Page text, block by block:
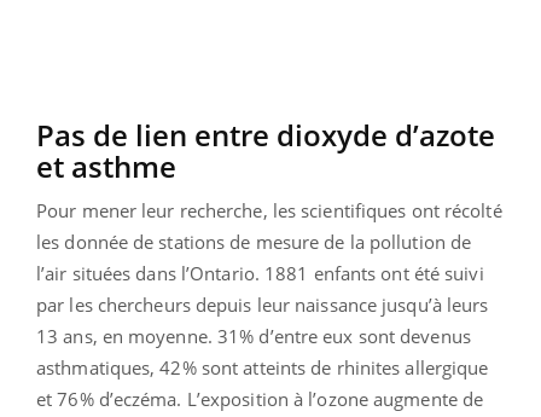
Pas de lien entre dioxyde d’azote
et asthme
Pour mener leur recherche, les scientifiques ont récolté
les donnée de stations de mesure de la pollution de
l’air situées dans l’Ontario. 1881 enfants ont été suivi
par les chercheurs depuis leur naissance jusqu’à leurs
13 ans, en moyenne. 31% d’entre eux sont devenus
asthmatiques, 42% sont atteints de rhinites allergique
et 76% d’eczéma. L’exposition à l’ozone augmente de